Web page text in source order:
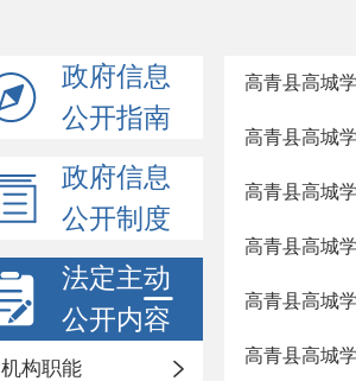
政府信息
公开指南
政府信息
公开制度
法定主动
公开内容
机构职能
高青县高城
高青县高城
高青县高城
高青县高城
高青县高城
高青县高城